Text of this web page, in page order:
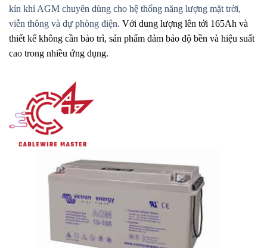
kín khí AGM chuyên dùng cho hệ thống năng lượng mặt trời,
viễn thông và dự phòng điện. Với dung lượng lên tới 165Ah và
thiết kế không cần bảo trì, sản phẩm đảm bảo độ bền và hiệu suất
cao trong nhiều ứng dụng.